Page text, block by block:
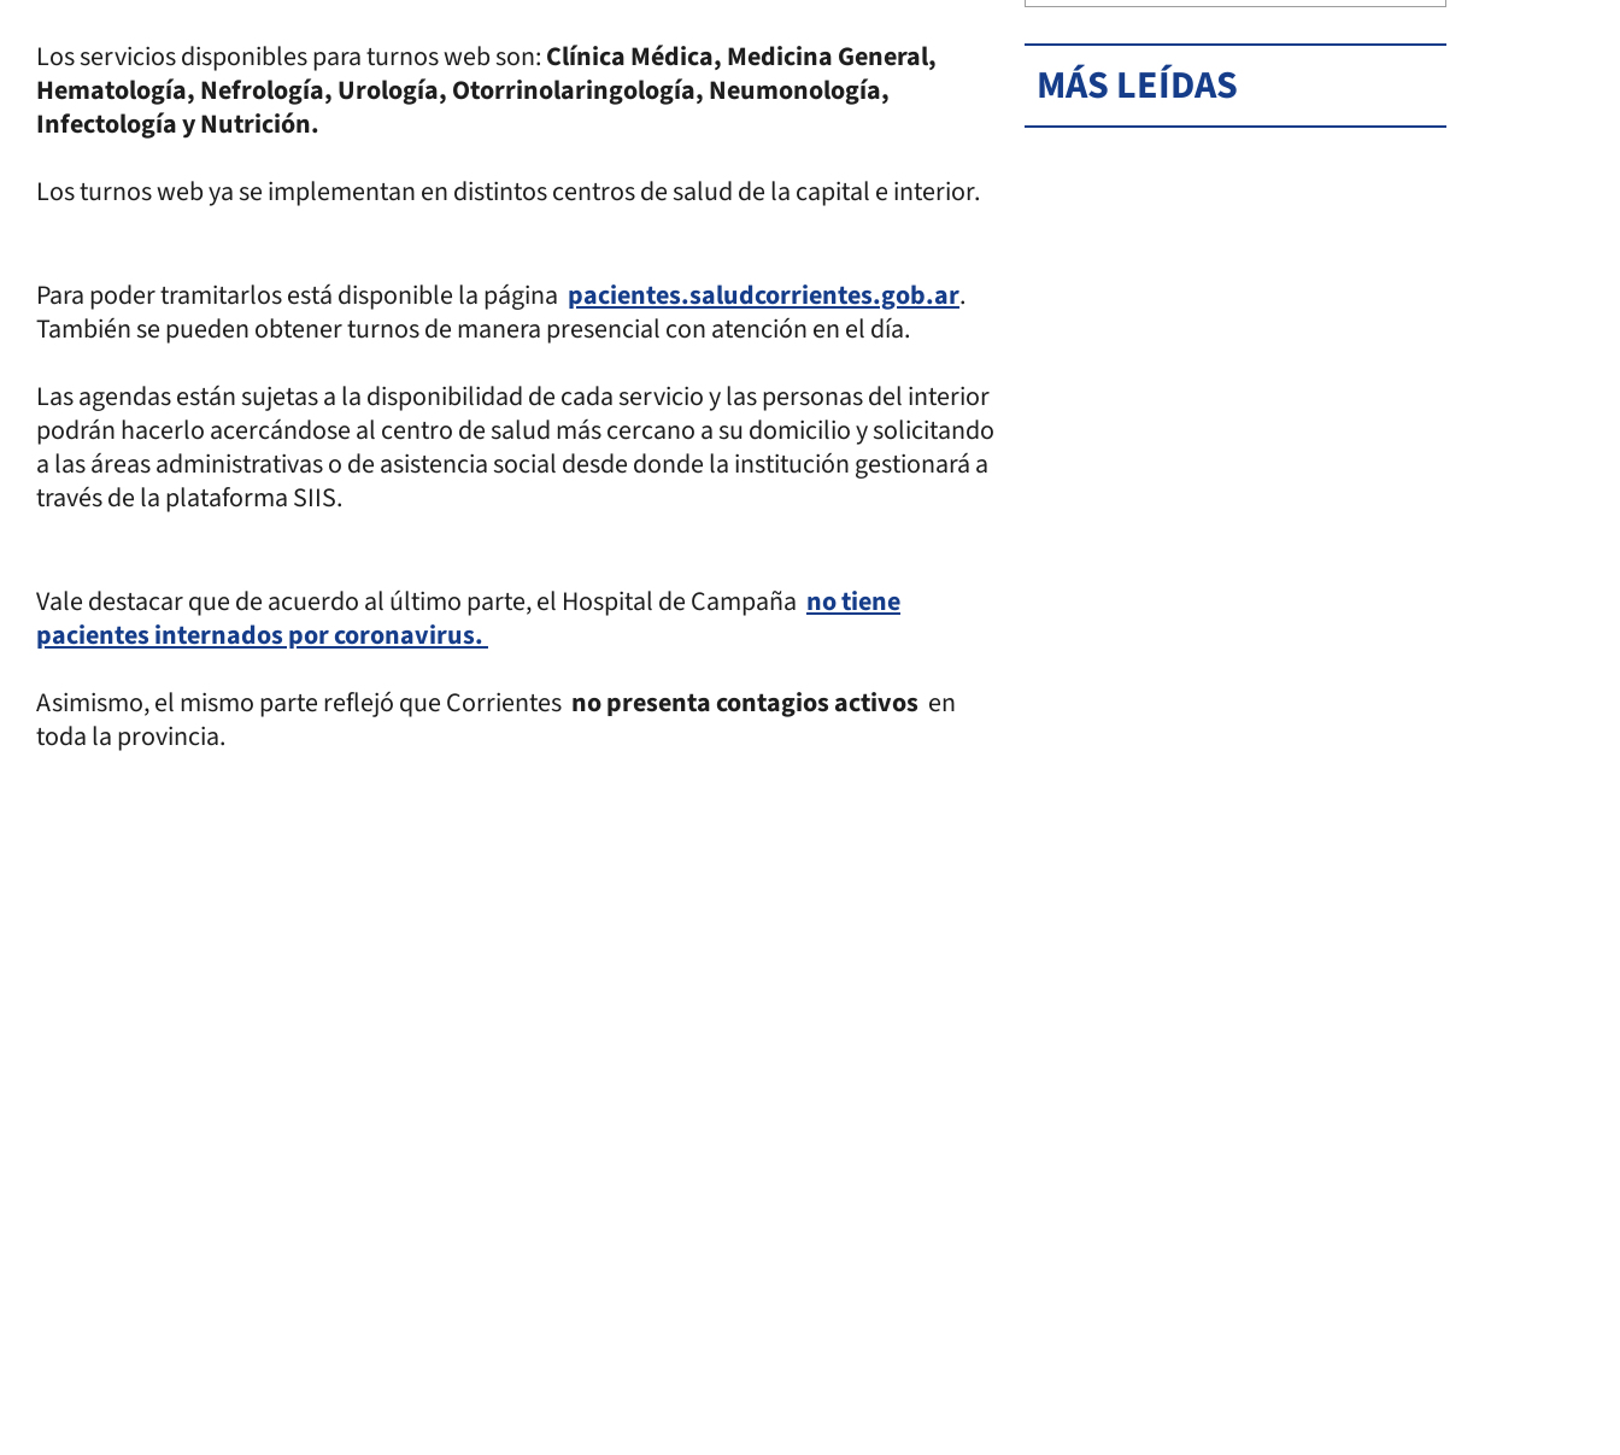
Los servicios disponibles para turnos web son:Clínica Médica, Medicina General,
Hematología, Nefrología, Urología, Otorrinolaringología, Neumonología,
Infectología y Nutrición.
Los turnos web ya se implementan en distintos centros de salud de la capital e interior.
Para poder tramitarlos está disponible la página pacientes.saludcorrientes.gob.ar.
También se pueden obtener turnos de manera presencial con atención en el día.
Las agendas están sujetas a la disponibilidad de cada servicio y las personas del interior
podrán hacerlo acercándose al centro de salud más cercano a su domicilio y solicitando
a las áreas administrativas o de asistencia social desde donde la institución gestionará a
través de la plataforma SIIS.
Vale destacar que de acuerdo al último parte, el Hospital de Campaña no tiene
pacientes internados por coronavirus.
Asimismo, el mismo parte reflejó que Corrientes no presenta contagios activos en
toda la provincia.
MÁS LEÍDAS